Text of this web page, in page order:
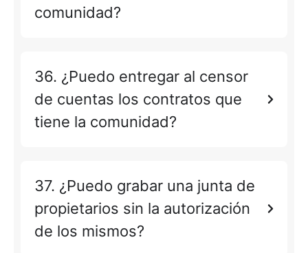
comunidad?
36. ¿Puedo entregar al censor
de cuentas los contratos que
tiene la comunidad?
37. ¿Puedo grabar una junta de
propietarios sin la autorización
de los mismos?